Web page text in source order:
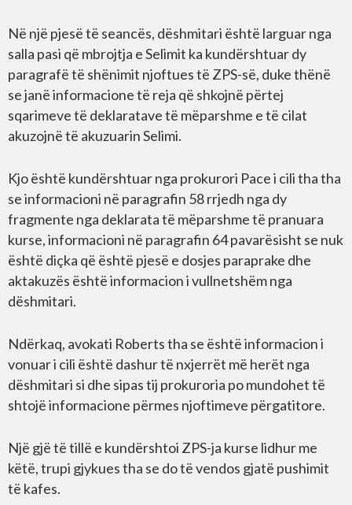
Në një pjesë të seancës, dëshmitari është larguar nga
salla pasi që mbrojtja e Selimit ka kundërshtuar dy
paragrafë të shënimit njoftues të ZPS-së, duke thënë
se janë informacione të reja që shkojnë përtej
sqarimeve të deklaratave të mëparshme e të cilat
akuzojnë të akuzuarin Selimi.
Kjo është kundërshtuar nga prokurori Pace i cili tha tha
se informacioni në paragrafin 58 rrjedh nga dy
fragmente nga deklarata të mëparshme të pranuara
kurse, informacioni në paragrafin 64 pavarësisht se nuk
është diçka që është pjesë e dosjes paraprake dhe
aktakuzës është informacion i vullnetshëm nga
dëshmitari.
Ndërkaq, avokati Roberts tha se është informacion i
vonuar i cili është dashur të nxjerrët më herët nga
dëshmitari si dhe sipas tij prokuroria po mundohet të
shtojë informacione përmes njoftimeve përgatitore.
Një gjë të tillë e kundërshtoi ZPS-ja kurse lidhur me
këtë, trupi gjykues tha se do të vendos gjatë pushimit
të kafes.